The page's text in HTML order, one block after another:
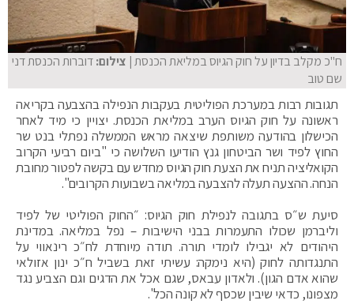
ח"כ מקלב בדיון על חוק הגיוס במליאת הכנסת| צילום:דוברות הכנסת דני
שם טוב
תגובות רבות במערכת הפוליטית בעקבות הנפילה בהצבעה בקריאה
ראשונה על חוק הגיוס הערב במליאת הכנסת. יצויין כי מיד לאחר
הכישלון בהודעה משותפת שיצאה מראש הממשלה נפתלי בנט שר
החוץ לפיד ושר הביטחון גנץ הודיעו השלושה כי "ביום רביעי הקרוב
הקואליציה תניח את הצעת חוק הגיוס מחדש עם בקשה לפטור מחובת
הנחה. ההצעה תעלה להצבעה במליאה בשבועות הקרובים".
סיעת ש״ס בתגובה לנפילת חוק הגיוס: ״החוק הפוליטי של לפיד
וליברמן שכולו התעמרות בבני הישיבות – נפל במליאה. במדינת
היהודים לא יגבילו לומדי תורה. תודה מיוחדת לח״כ רינאווי על
התנגדותה לחוק (היא נימקה: עשיתי זאת בשביל ח״כ ינון אזולאי
שהוא אדם הגון). ולאדון עבאס, שגם אכל את הדגים וגם הצביע נגד
מצפונו, כדאי שיבין שכסף לא קונה הכל".